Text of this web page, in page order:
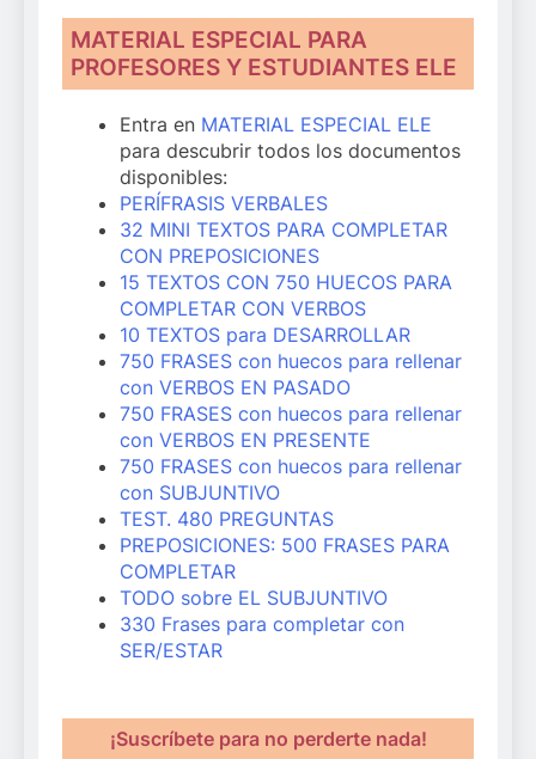
MATERIAL ESPECIAL PARA
PROFESORES Y ESTUDIANTES ELE
Entra en MATERIAL ESPECIAL ELE
para descubrir todos los documentos
disponibles:
PERÍFRASIS VERBALES
32 MINI TEXTOS PARA COMPLETAR
CON PREPOSICIONES
15 TEXTOS CON 750 HUECOS PARA
COMPLETAR CON VERBOS
10 TEXTOS para DESARROLLAR
750 FRASES con huecos para rellenar
con VERBOS EN PASADO
750 FRASES con huecos para rellenar
con VERBOS EN PRESENTE
750 FRASES con huecos para rellenar
con SUBJUNTIVO
TEST. 480 PREGUNTAS
PREPOSICIONES: 500 FRASES PARA
COMPLETAR
TODO sobre EL SUBJUNTIVO
330 Frases para completar con
SER/ESTAR
¡Suscríbete para no perderte nada!